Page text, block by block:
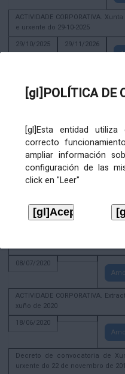
[gl]POLÍTICA DE
[gl]Esta entidad utiliza
correcto
ampliar información
configuración de las
click en "Leer"
ACTIVIDADE CORPORATIVA.
e urxente do 29-10-2025
29/10/2025
29/11/2026
constitutiva da Xunta de
Xunta de Goberno Local
02/08/2022
ACTIVIDADE CORPORATIVA.
28/12/2020
ACTIVIDADE CORPORATIVA.
08/07/2020
ACTIVIDADE CORPORATIVA.
xuño de 2020
18/06/2020
Decreto de convocatoria de
urxente do 22 de novembro de